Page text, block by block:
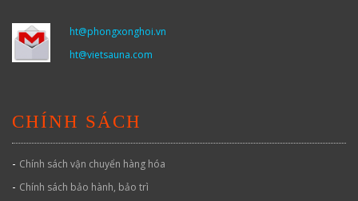
ht@phongxonghoi.vn
ht@vietsauna.com
CHÍNH SÁCH
- Chính sách vận chuyển hàng hóa
- Chính sách bảo hành, bảo trì